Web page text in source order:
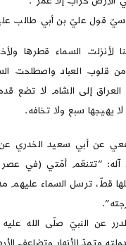
قول عليّ بن أبي طالب
لأنزلت السماء قطرها
قلوب العباد واصطلحت
إلى الشام لا تضع
لا يهيجها سبع ولا تخافه.
عن أبي سعيد الخدري
آله: “تتنعّم أمّتي (في
قطّ، ترسل السماء عليهم
عن النبيّ صلّى الله
وتمدّ الأنهار وتضاعف